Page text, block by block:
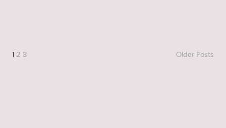
1 2 3 Older Posts